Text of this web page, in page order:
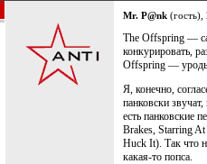
Mr. P@nk
The Offspring —
конкурировать,
Offspring —
Я, конечно,
панковски
есть панковские
Brakes, Starring
Huck It). Так что
какая-то попса.